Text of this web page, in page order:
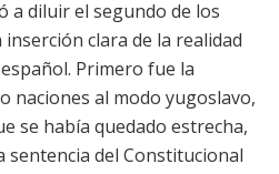
a diluir el segundo de los
clara de la realidad
Primero fue la
naciones al modo yugoslavo,
se había quedado estrecha,
sentencia del Constitucional